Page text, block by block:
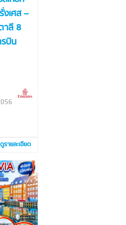
งเศส –
าลี 8
บิน
ดูรายละเอียด